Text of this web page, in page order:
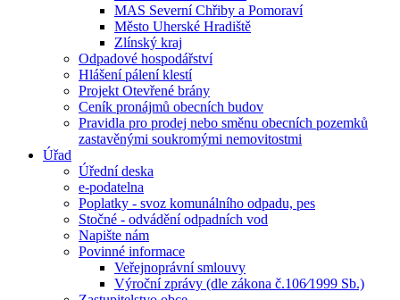
MAS Severní Chřiby a Pomoraví
Město Uherské Hradiště
Zlínský kraj
Odpadové hospodářství
Hlášení pálení klestí
Projekt Otevřené brány
Ceník pronájmů obecních budov
Pravidla pro prodej nebo směnu obecních pozemků
zastavěnými soukromými nemovitostmi
Úřad
Úřední deska
e-podatelna
Poplatky - svoz komunálního odpadu, pes
Stočné - odvádění odpadních vod
Napište nám
Povinné informace
Veřejnoprávní smlouvy
Výroční zprávy (dle zákona č.106⁄1999 Sb.)